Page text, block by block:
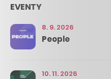
EVENTY
8. 9. 2026
People
10. 11. 2026